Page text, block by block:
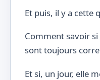
Et puis, il y a cette
Comment savoir si
sont toujours
Et si, un jour, elle